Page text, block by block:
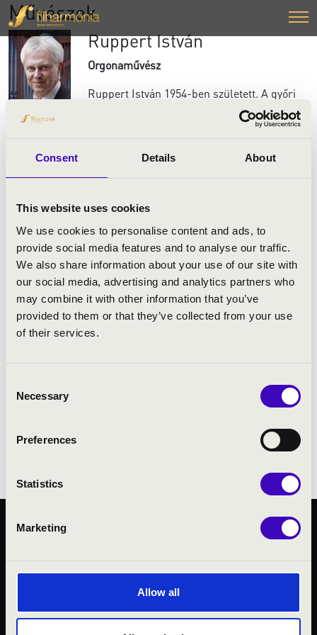
Consent Details About
This website uses cookies
We use cookies to personalise content and ads, to
provide social media features and to analyse our traffic.
We also share information about your use of our site with
our social media, advertising and analytics partners who
may combine it with other information that you’ve
provided to them or that they’ve collected from your use
of their services.
Selection
Necessary
Preferences
Statistics
Marketing
Allow all
Művészek
Ruppert István
Orgonaművész
Ruppert István 1954-ben született. A győri
Bencés Gimnáziumban érettségizett 1973-
ban. A Budapesti Műszaki Egyetemen 1980-
Zeneakadémián 1987-ben orgonaművészi
diplomát szerzett. Végzése óta
Zeneakadémián és a győri Széchenyi István
Egyetemen, mindkét intézmény egyetemi
tanára. 2005-2019 között a Széchenyi István
Egyetem Művészeti Karának dékánja volt.
Európa szinte valamennyi országa mellett
koncertezett és előadásokat tartott
Japánban, Brazíliában és az USA-ban is. Sok
CD felvételen szerepel szólistaként és
Zeneakadémián, 2012-ben a köztársasági
elnök egyetemi tanárnak nevezte ki. 2009-
díjat kapott. 2020. január óta a győri Bazilika
KÖZÉRDEKŰ ADATOK
TÁJÉKOZTATÓ
JOGI NYILATKOZAT